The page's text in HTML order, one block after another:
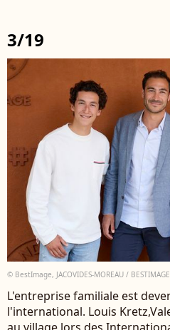
3/19
© BestImage, JACOVIDES-MOREAU / BESTIMAGE
L'entreprise familiale est
l'international. Louis